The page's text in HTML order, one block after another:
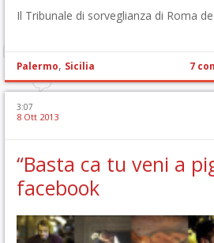
Il Tribunale di sorveglianza di Roma
Palermo, Sicilia 7
3:07
8 Ott 2013
“Basta ca tu veni a
facebook